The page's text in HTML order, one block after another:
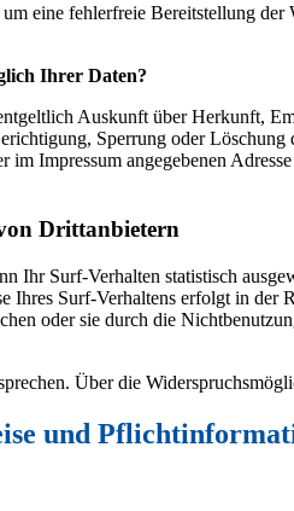
eine fehlerfreie Bereitstellung
Ihrer Daten?
Auskunft über Herkunft,
Sperrung oder
im Impressum angegebenen
Drittanbietern
Ihr Surf-Verhalten statistisch
Ihres Surf-Verhaltens erfolgt in
oder sie durch die
Über die
und